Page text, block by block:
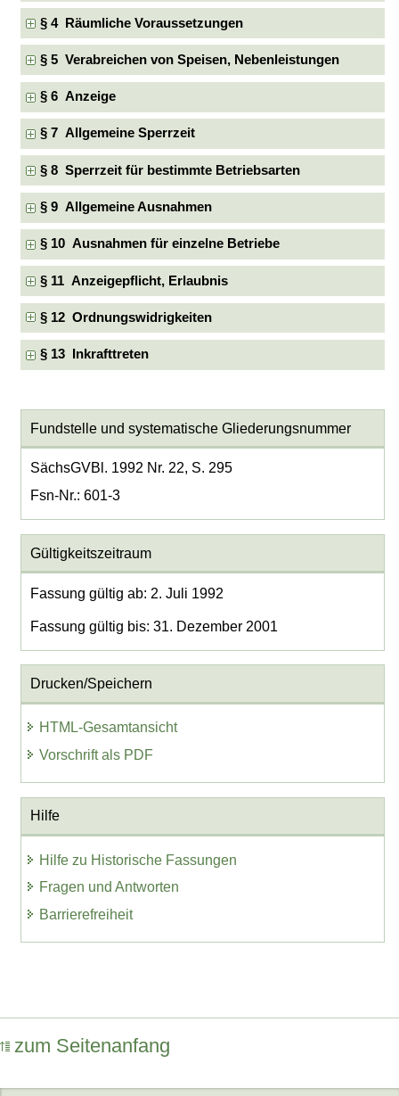
§ 4 Räumliche Voraussetzungen
§ 5 Verabreichen von Speisen, Nebenleistungen
§ 6 Anzeige
§ 7 Allgemeine Sperrzeit
§ 8 Sperrzeit für bestimmte Betriebsarten
§ 9 Allgemeine Ausnahmen
§ 10 Ausnahmen für einzelne Betriebe
§ 11 Anzeigepflicht, Erlaubnis
§ 12 Ordnungswidrigkeiten
§ 13 Inkrafttreten
Fundstelle und systematische Gliederungsnummer
SächsGVBl. 1992 Nr. 22, S. 295
Fsn-Nr.: 601-3
Gültigkeitszeitraum
Fassung gültig ab: 2. Juli 1992
Fassung gültig bis: 31. Dezember 2001
Drucken/Speichern
HTML-Gesamtansicht
Vorschrift als PDF
Hilfe
Hilfe zu Historische Fassungen
Fragen und Antworten
Barrierefreiheit
zum Seitenanfang